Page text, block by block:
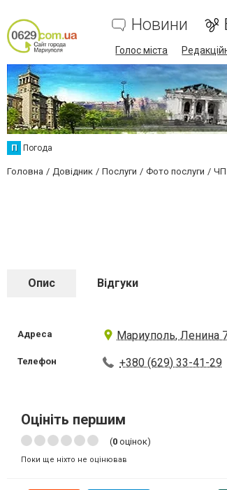
Новини
Голос міста
П Погода
Головна Довідник Послуги Фото послуги ЧП
Опис Відгуки
Адреса Мариуполь, Ленина
Телефон +380 (629) 33-41-29
Оцініть першим
(0 оцінок)
Поки ще ніхто не оцінював